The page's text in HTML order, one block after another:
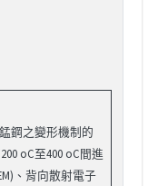
鋼之變形機制的
oC至400 oC間進
、背向散射電子